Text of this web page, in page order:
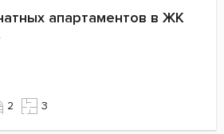
апартаментов в ЖК
2 3